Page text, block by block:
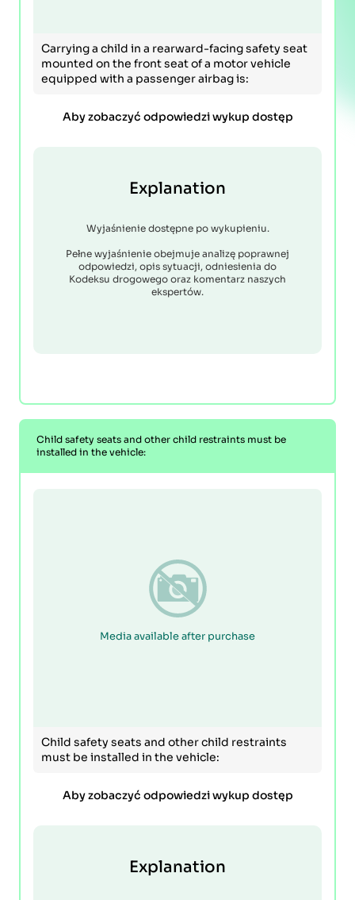
Carrying a child in a rearward-facing safety seat
mounted on the front seat of a motor vehicle
equipped with a passenger airbag is:
Aby zobaczyć odpowiedzi wykup dostęp
Explanation
Wyjaśnienie dostępne po wykupieniu.
Pełne wyjaśnienie obejmuje analizę poprawnej
odpowiedzi, opis sytuacji, odniesienia do
Kodeksu drogowego oraz komentarz naszych
ekspertów.
Child safety seats and other child restraints must be
installed in the vehicle:
Media available after purchase
Child safety seats and other child restraints
must be installed in the vehicle:
Aby zobaczyć odpowiedzi wykup dostęp
Explanation